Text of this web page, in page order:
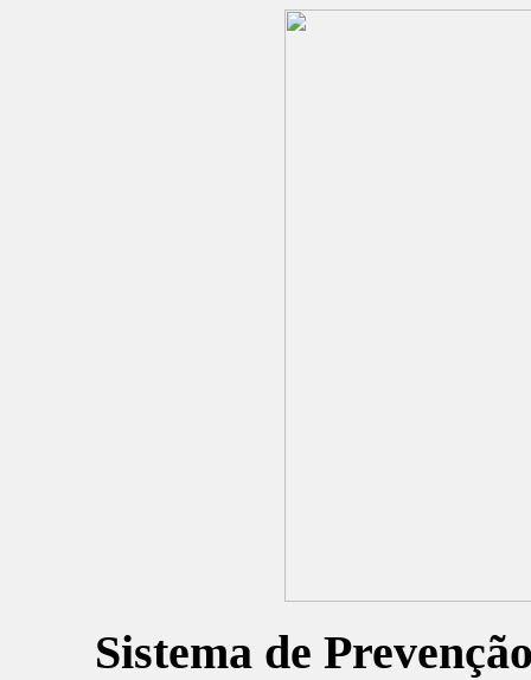
Sistema de